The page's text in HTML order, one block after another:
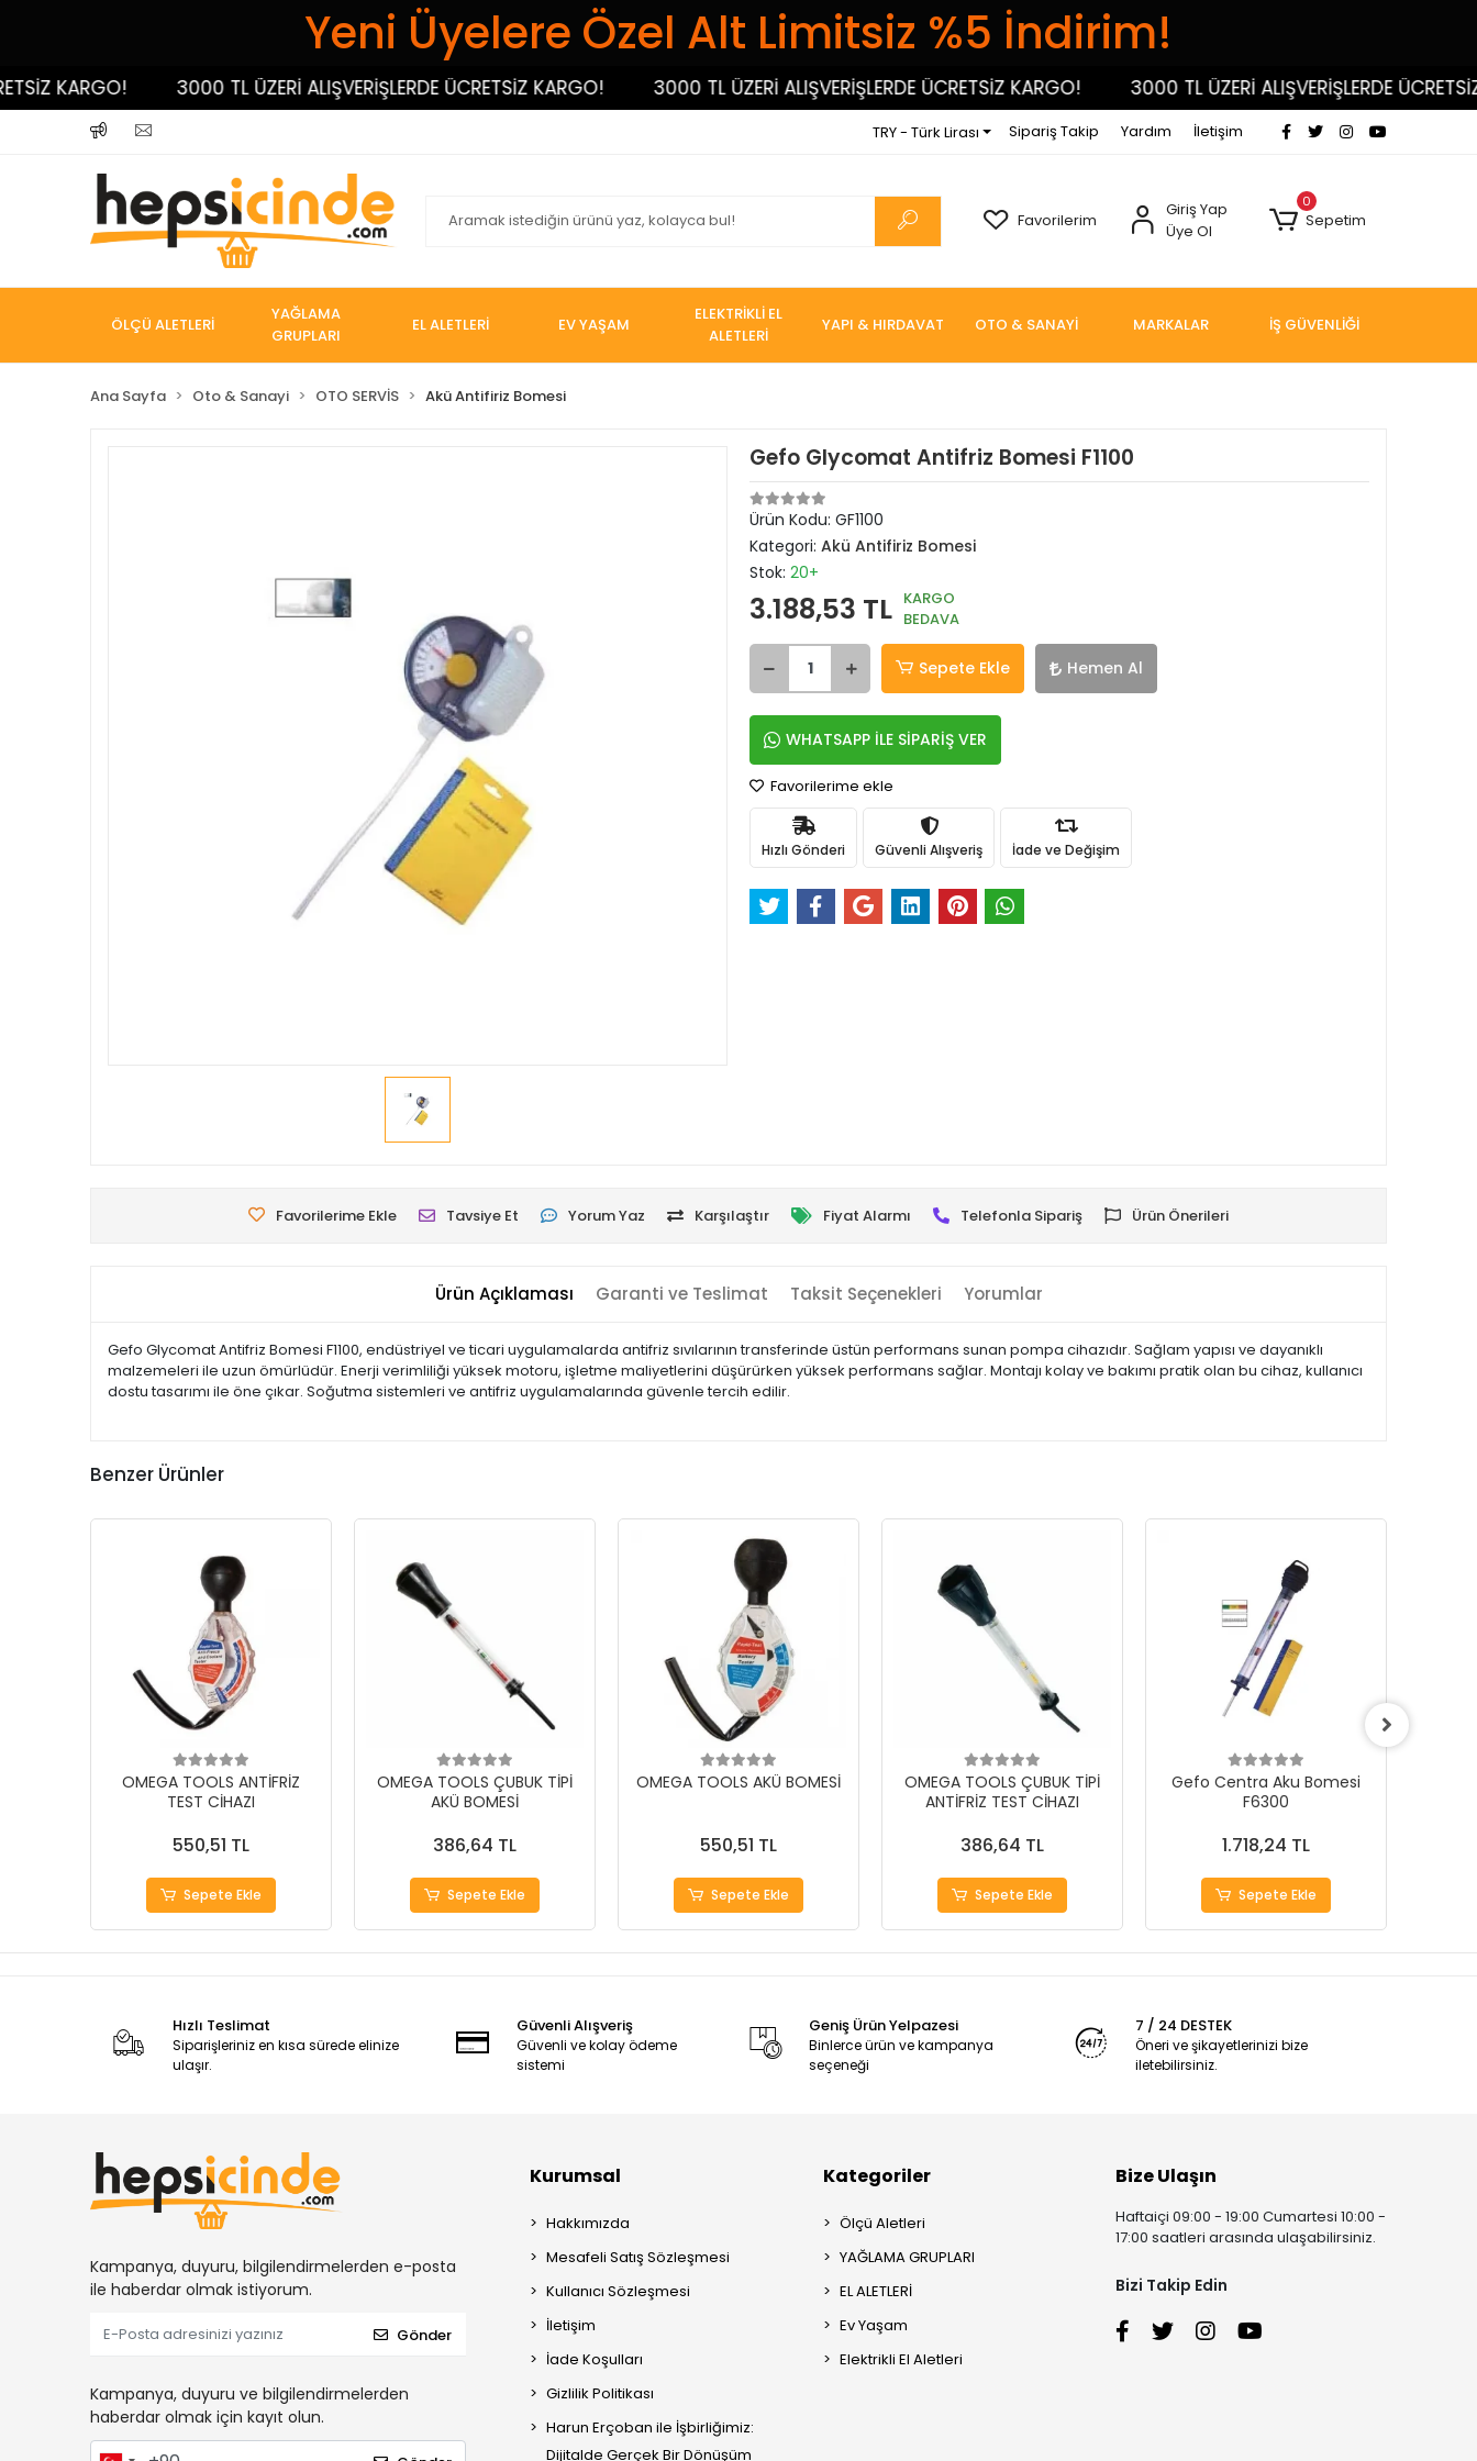
Yeni Üyelere Özel Alt Limitsiz %5 İndirim!
KARGO! 3000 TL ÜZERİ ALIŞVERİŞLERDE ÜCRETSİZ KARGO! 3000 TL ÜZERİ ALIŞVERİŞLERDE ÜCRETSİZ KARGO! 3000 TL ÜZERİ ALIŞVERİŞLERDE ÜCRETSİZ
TRY - Türk Lirası Sipariş Takip Yardım İletişim
Favorilerim
Giriş Yap
Üye Ol
0
Sepetim
ÖLÇÜ ALETLERİ
YAĞLAMA
GRUPLARI
EL ALETLERİ EV YAŞAM
ELEKTRİKLİ EL
ALETLERİ
YAPI & HIRDAVAT OTO & SANAYİ MARKALAR İŞ GÜVENLİĞİ
Ana Sayfa Oto & Sanayi OTO SERVİS Akü Antifiriz Bomesi
Gefo Glycomat Antifriz Bomesi F1100
Ürün Kodu: GF1100
Kategori: Akü Antifiriz Bomesi
Stok: 20+
3.188,53 TL KARGO
BEDAVA
Sepete Ekle Hemen Al
WHATSAPP İLE SİPARİŞ VER
Favorilerime ekle
Hızlı Gönderi Güvenli Alışveriş İade ve Değişim
Favorilerime Ekle Tavsiye Et Yorum Yaz Karşılaştır Fiyat Alarmı Telefonla Sipariş Ürün Önerileri
Ürün Açıklaması Garanti ve Teslimat Taksit Seçenekleri Yorumlar
Gefo Glycomat Antifriz Bomesi F1100, endüstriyel ve ticari uygulamalarda antifriz sıvılarının transferinde üstün performans sunan pompa cihazıdır. Sağlam yapısı ve dayanıklı
malzemeleri ile uzun ömürlüdür. Enerji verimliliği yüksek motoru, işletme maliyetlerini düşürürken yüksek performans sağlar. Montajı kolay ve bakımı pratik olan bu cihaz, kullanıcı
dostu tasarımı ile öne çıkar. Soğutma sistemleri ve antifriz uygulamalarında güvenle tercih edilir.
Benzer Ürünler
OMEGA TOOLS ANTİFRİZ
TEST CİHAZI
550,51 TL
Sepete Ekle
OMEGA TOOLS ÇUBUK TİPİ
AKÜ BOMESİ
386,64 TL
Sepete Ekle
OMEGA TOOLS AKÜ BOMESİ
550,51 TL
Sepete Ekle
OMEGA TOOLS ÇUBUK TİPİ
ANTİFRİZ TEST CİHAZI
386,64 TL
Sepete Ekle
Gefo Centra Aku Bomesi
F6300
1.718,24 TL
Sepete Ekle
Hızlı Teslimat
Siparişleriniz en kısa sürede elinize
ulaşır.
Güvenli Alışveriş
Güvenli ve kolay ödeme
sistemi
Geniş Ürün Yelpazesi
Binlerce ürün ve kampanya
seçeneği
7 / 24 DESTEK
Öneri ve şikayetlerinizi bize
iletebilirsiniz.
Kampanya, duyuru, bilgilendirmelerden e-posta
ile haberdar olmak istiyorum.
Gönder
Kampanya, duyuru ve bilgilendirmelerden
haberdar olmak için kayıt olun.
Kurumsal
Hakkımızda
Mesafeli Satış Sözleşmesi
Kullanıcı Sözleşmesi
İletişim
İade Koşulları
Gizlilik Politikası
Harun Erçoban ile İşbirliğimiz:
Dijitalde Gerçek Bir Dönüşüm
Kategoriler
Ölçü Aletleri
YAĞLAMA GRUPLARI
EL ALETLERİ
Ev Yaşam
Elektrikli El Aletleri
Bize Ulaşın
Haftaiçi 09:00 - 19:00 Cumartesi 10:00 -
17:00 saatleri arasında ulaşabilirsiniz.
Bizi Takip Edin